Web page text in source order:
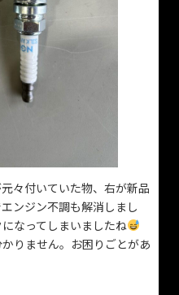
々付いていた物、右が新品
ンジン不調も解消しまし
なってしまいましたね
りません。お困りごとがあ